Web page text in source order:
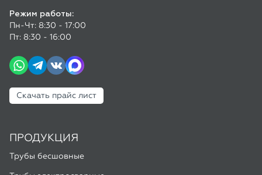
Трубы бесшовные
Трубы электросварные
Спецпредложения
ПОКУПАТЕЛЮ
Доставка и оплата